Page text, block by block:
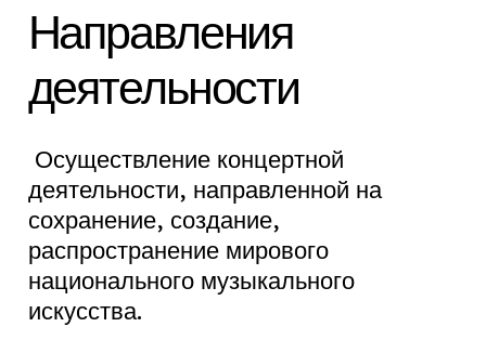
Направления
деятельности
Осуществление концертной
деятельности, направленной на
сохранение, создание,
распространение мирового
национального музыкального
искусства.